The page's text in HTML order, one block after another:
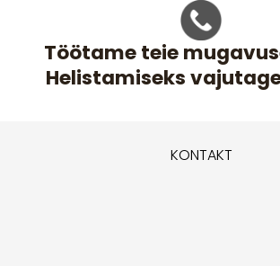
Töötame teie
Helistamiseks
KONTAKT